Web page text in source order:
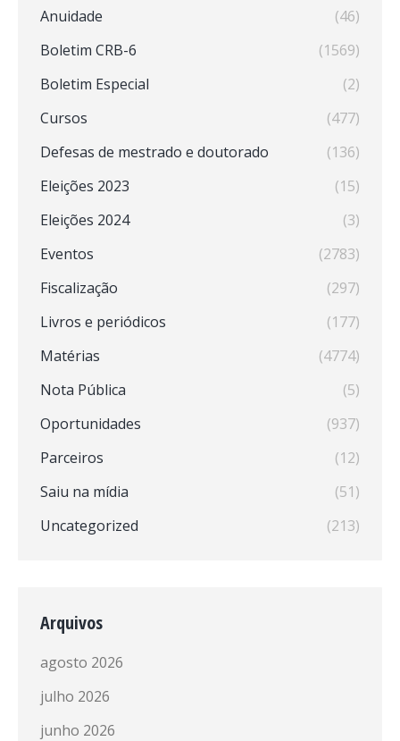
Anuidade
(46)
Boletim CRB-6
(1569)
Boletim Especial
(2)
Cursos
(477)
Defesas de mestrado e doutorado
(136)
Eleições 2023
(15)
Eleições 2024
(3)
Eventos
(2783)
Fiscalização
(297)
Livros e periódicos
(177)
Matérias
(4774)
Nota Pública
(5)
Oportunidades
(937)
Parceiros
(12)
Saiu na mídia
(51)
Uncategorized
(213)
Arquivos
agosto 2026
julho 2026
junho 2026